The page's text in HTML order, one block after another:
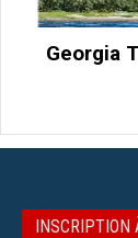
Georgia
INSCRIPTION